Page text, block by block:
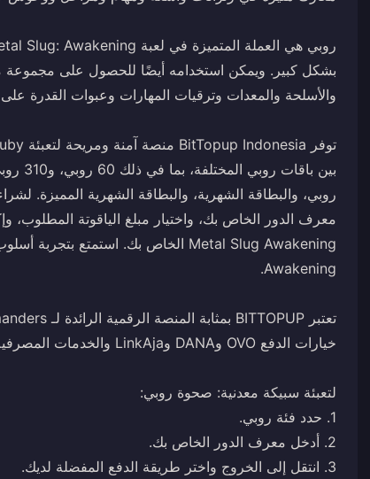
بشكل كبير. ويمكن استخدامه أيضًا للحصول على مجموعة
معرف الدور الخاص بك، واختيار مبلغ الياقوتة